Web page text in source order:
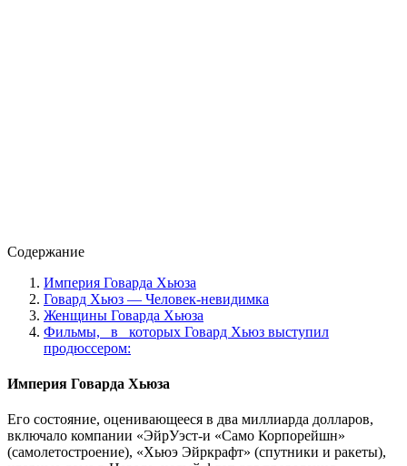
Содержание
Империя Говарда Хьюза
Говард Хьюз — Человек-невидимка
Женщины Говарда Хьюза
Фильмы, в которых Говард Хьюз выступил
продюссером:
Империя Говарда Хьюза
Его состояние, оценивающееся в два миллиарда долларов,
включало компании «ЭйрУэст-и «Само Корпорейшн»
(самолетостроение), «Хьюэ Эйркрафт» (спутники и ракеты),